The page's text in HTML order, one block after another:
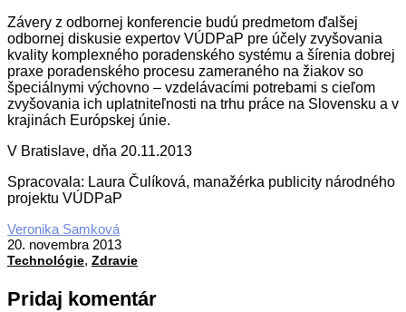
Závery z odbornej konferencie budú predmetom ďalšej
odbornej diskusie expertov VÚDPaP pre účely zvyšovania
kvality komplexného poradenského systému a šírenia dobrej
praxe poradenského procesu zameraného na žiakov so
špeciálnymi výchovno – vzdelávacími potrebami s cieľom
zvyšovania ich uplatniteľnosti na trhu práce na Slovensku a v
krajinách Európskej únie.
V Bratislave, dňa 20.11.2013
Spracovala: Laura Čulíková, manažérka publicity národného
projektu VÚDPaP
2013-
11-
20
Veronika Samková
20. novembra 2013
Technológie, Zdravie
Pridaj komentár